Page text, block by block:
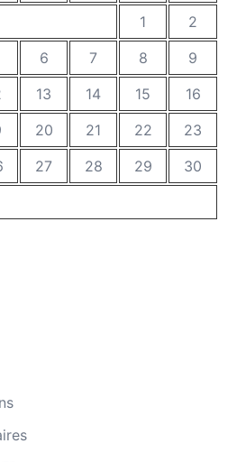
1
2
6 7 8
9
13 14 15
16
20 21 22
23
27 28 29
30